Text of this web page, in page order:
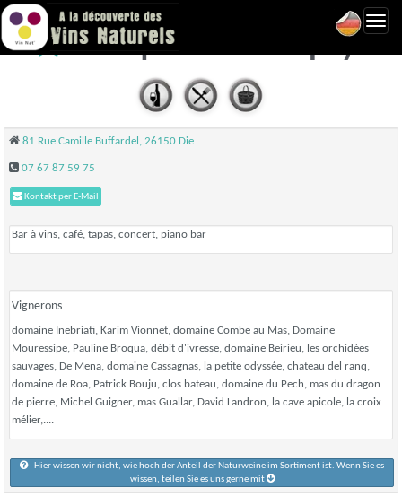
Baraquilles - Die
81 Rue Camille Buffardel, 26150 Die
07 67 87 59 75
Kontakt per E-Mail
Bar à vins, café, tapas, concert, piano bar
Vignerons
domaine Inebriati, Karim Vionnet, domaine Combe au Mas, Domaine
Mouressipe, Pauline Broqua, débit d'ivresse, domaine Beirieu, les orchidées
sauvages, De Mena, domaine Cassagnas, la petite odyssée, chateau del ranq,
domaine de Roa, Patrick Bouju, clos bateau, domaine du Pech, mas du dragon
de pierre, Michel Guigner, mas Guallar, David Landron, la cave apicole, la croix
mélier,....
- Hier wissen wir nicht, wie hoch der Anteil der Naturweine im Sortiment ist. Wenn Sie es
wissen, teilen Sie es uns gerne mit